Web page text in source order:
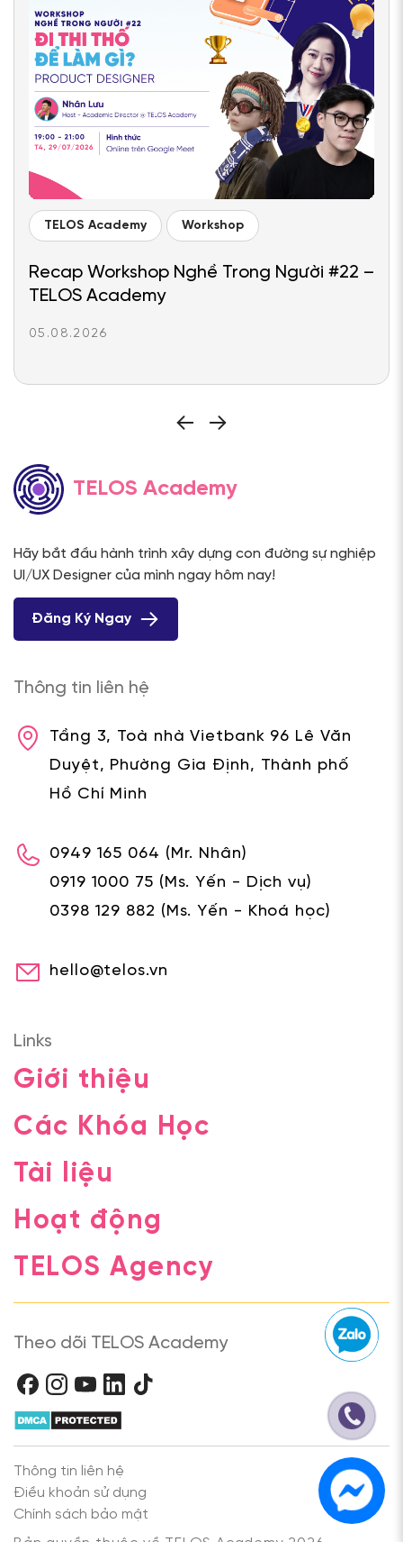
TELOS Academy Workshop
Recap Workshop Nghề Trong Người #22 –
TELOS Academy
05.08.2026
TELOS Academy
Hãy bắt đầu hành trình xây dựng con đường sự nghiệp
UI/UX Designer của mình ngay hôm nay!
Đăng Ký Ngay
Thông tin liên hệ
Tầng 3, Toà nhà Vietbank 96 Lê Văn
Duyệt, Phường Gia Định, Thành phố
Hồ Chí Minh
0949 165 064 (Mr. Nhân)
0919 1000 75 (Ms. Yến - Dịch vụ)
0398 129 882 (Ms. Yến - Khoá học)
hello@telos.vn
Links
Giới thiệu
Các Khóa Học
Tài liệu
Hoạt động
TELOS Agency
Theo dõi TELOS Academy
Thông tin liên hệ
Điều khoản sử dụng
Chính sách bảo mật